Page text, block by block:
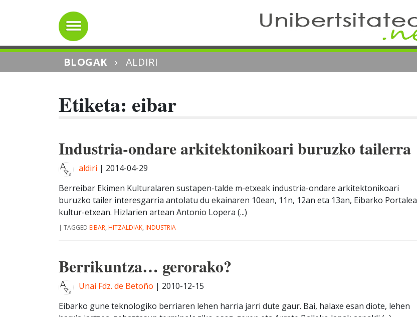
BLOGAK › ALDIRI
Etiketa: eibar
Industria-ondare arkitektonikoari buruzko tailerra
aldiri | 2014-04-29
Berreibar Ekimen Kulturalaren sustapen-talde m-etxeak industria-ondare arkitektonikoari
buruzko tailer interesgarria antolatu du ekainaren 10ean, 11n, 12an eta 13an, Eibarko Portalea
kultur-etxean. Hizlarien artean Antonio Lopera (...)
| TAGGED EIBAR, HITZALDIAK, INDUSTRIA
Berrikuntza… gerorako?
Unai Fdz. de Betoño | 2010-12-15
Eibarko gune teknologiko berriaren lehen harria jarri dute gaur. Bai, halaxe esan diote, lehen